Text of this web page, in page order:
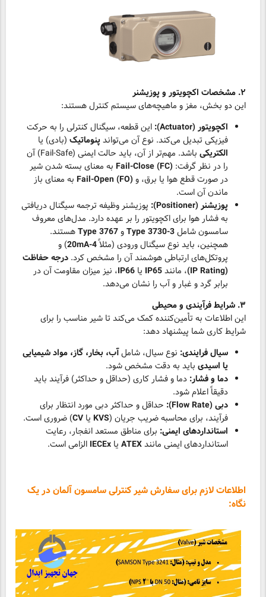
۲. مشخصات اکچویتور و پوزیشنر
این دو بخش، مغز و ماهیچه‌های سیستم کنترل هستند:
اکچویتور (Actuator):
این قطعه، سیگنال کنترلی را به حرکت
فیزیکی تبدیل می‌کند. نوع آن می‌تواندپنوماتیک (بادی) یا
الکتریکی
باشد. مهم‌تر از آن، باید حالت ایمنی (Fail-Safe) آن
را در نظر گرفت: Fail-Close (FC) به معنای بسته شدن شیر
در صورت قطع هوا یا برق، وFail-Open (FO) به معنای باز
ماندن آن است.
پوزیشنر (Positioner):
پوزیشنر وظیفه ترجمه سیگنال دریافتی
به فشار هوا برای اکچویتور را بر عهده دارد. مدل‌های معروف
سامسون شاملType 3730-3وType 3767هستند.
همچنین، باید نوع سیگنال ورودی (مثلاً4-20mA
) و
پروتکل‌های ارتباطی هوشمند آن را مشخص کرد. درجه حفاظت
(IP Rating)
، مانندIP65 یا IP66، نیز میزان مقاومت آن در
برابر گرد و غبار و آب را نشان می‌دهد.
۳. شرایط فرآیندی و محیطی
این اطلاعات به تأمین‌کننده کمک می‌کند تا شیر مناسب را برای
شرایط کاری شما پیشنهاد دهد:
سیال فرایندی: نوع سیال، شاملآب، بخار، گاز، مواد شیمیایی
یا اسیدی باید به دقت مشخص شود.
دما و فشار: دما و فشار کاری (حداقل و حداکثر) فرآیند باید
دقیقاً اعلام شود.
دبی (Flow Rate):
حداقل و حداکثر دبی مورد انتظار برای
فرآیند، برای محاسبه ضریب جریان (KVS یا CV) ضروری است.
استانداردهای ایمنی: برای مناطق مستعد انفجار، رعایت
استانداردهای ایمنی مانندATEX یا IECEx الزامی است.
اطلاعات لازم برای سفارش شیر کنترلی سامسون آلمان در یک
نگاه: